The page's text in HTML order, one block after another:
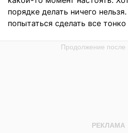
порядке делать ничего
попытаться сделать все